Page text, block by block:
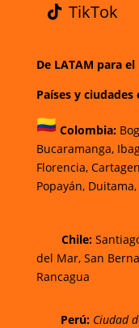
TikTok
De LATAM para
Países y
Colombia:
Bucaramanga,
Florencia,
Popayán, Duitama,
Chile:
del Mar, San
Rancagua
Perú: Ciudad